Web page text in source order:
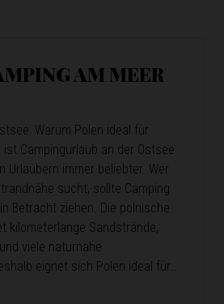
AM MEER
Warum Polen ideal für
ist Campingurlaub an der Ostsee
Urlaubern immer beliebter. Wer
sucht, sollte Camping
Betracht ziehen. Die polnische
kilometerlange Sandstrände,
viele naturnahe
eignet sich Polen ideal für…